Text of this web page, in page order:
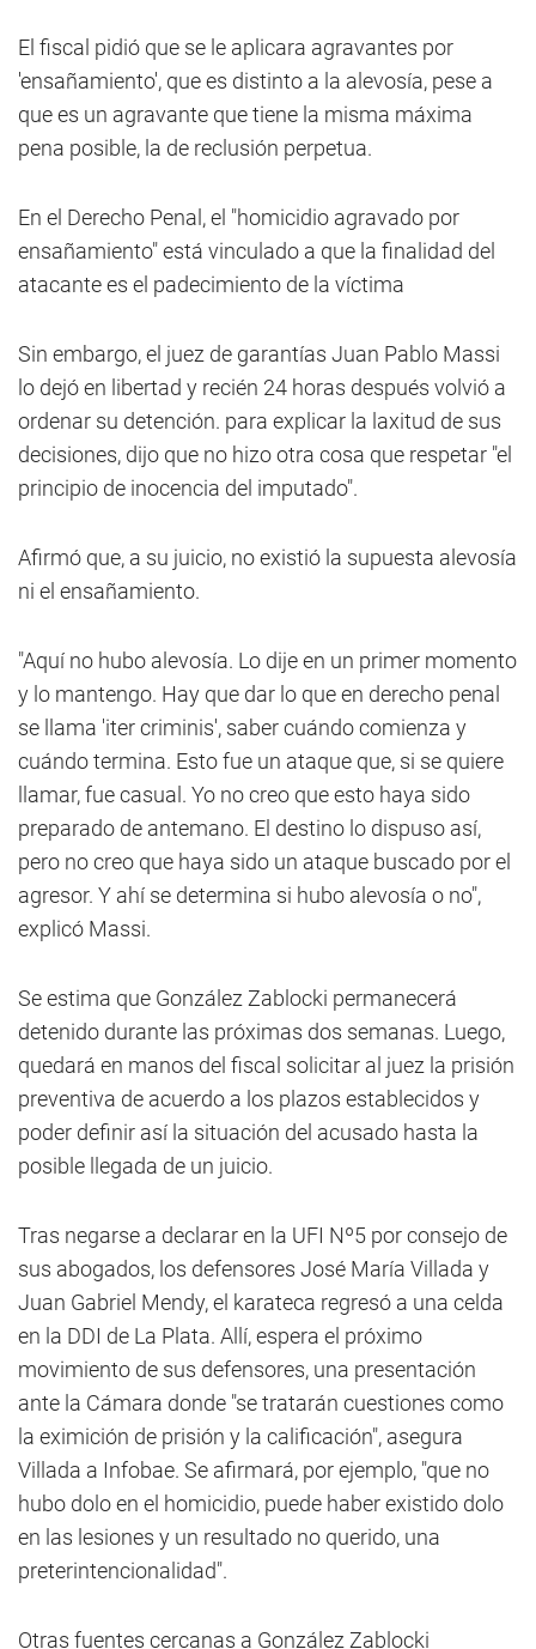
El fiscal pidió que se le aplicara agravantes por
'ensañamiento', que es distinto a la alevosía, pese a
que es un agravante que tiene la misma máxima
pena posible, la de reclusión perpetua.
En el Derecho Penal, el "homicidio agravado por
ensañamiento" está vinculado a que la finalidad del
atacante es el padecimiento de la víctima
Sin embargo, el juez de garantías Juan Pablo Massi
lo dejó en libertad y recién 24 horas después volvió a
ordenar su detención. para explicar la laxitud de sus
decisiones, dijo que no hizo otra cosa que respetar "el
principio de inocencia del imputado".
Afirmó que, a su juicio, no existió la supuesta alevosía
ni el ensañamiento.
"Aquí no hubo alevosía. Lo dije en un primer momento
y lo mantengo. Hay que dar lo que en derecho penal
se llama 'iter criminis', saber cuándo comienza y
cuándo termina. Esto fue un ataque que, si se quiere
llamar, fue casual. Yo no creo que esto haya sido
preparado de antemano. El destino lo dispuso así,
pero no creo que haya sido un ataque buscado por el
agresor. Y ahí se determina si hubo alevosía o no",
explicó Massi.
Se estima que González Zablocki permanecerá
detenido durante las próximas dos semanas. Luego,
quedará en manos del fiscal solicitar al juez la prisión
preventiva de acuerdo a los plazos establecidos y
poder definir así la situación del acusado hasta la
posible llegada de un juicio.
Tras negarse a declarar en la UFI Nº5 por consejo de
sus abogados, los defensores José María Villada y
Juan Gabriel Mendy, el karateca regresó a una celda
en la DDI de La Plata. Allí, espera el próximo
movimiento de sus defensores, una presentación
ante la Cámara donde "se tratarán cuestiones como
la eximición de prisión y la calificación", asegura
Villada a Infobae. Se afirmará, por ejemplo, "que no
hubo dolo en el homicidio, puede haber existido dolo
en las lesiones y un resultado no querido, una
preterintencionalidad".
Otras fuentes cercanas a González Zablocki